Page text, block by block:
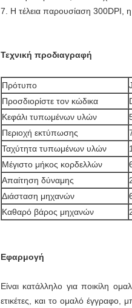
7. Η τέλεια παρουσίαση 300DPI, η
Τεχνική προδιαγραφή
Πρότυπο
Προσδιορίστε τον κώδικα
Κεφάλι τυπωμένων υλών
Περιοχή εκτύπωσης
Ταχύτητα τυπωμένων υλών
Μέγιστο μήκος κορδελλών
Απαίτηση δύναμης
Διάσταση μηχανών
Καθαρό βάρος μηχανών
Εφαρμογή
Είναι κατάλληλο για ποικίλη
ετικέτες, και το ομαλό έγγραφο,